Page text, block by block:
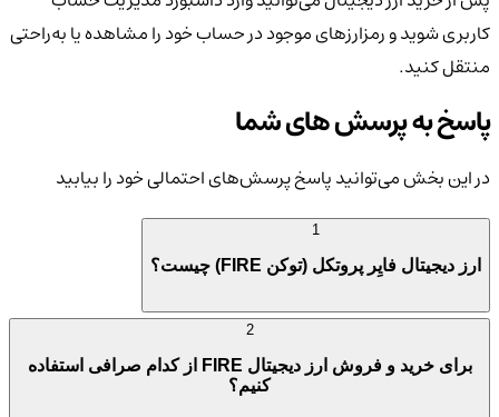
کاربری شوید و رمزارزهای موجود در حساب خود را مشاهده یا به‌راحتی
منتقل کنید.
پاسخ به پرسش های شما
در این بخش می‌توانید پاسخ پرسش‌های احتمالی خود را بیابید
ارز دیجیتال فایِر پروتکل (توکن FIRE) چیست؟
برای خرید و فروش ارز دیجیتال FIRE از کدام صرافی استفاده
کنیم؟